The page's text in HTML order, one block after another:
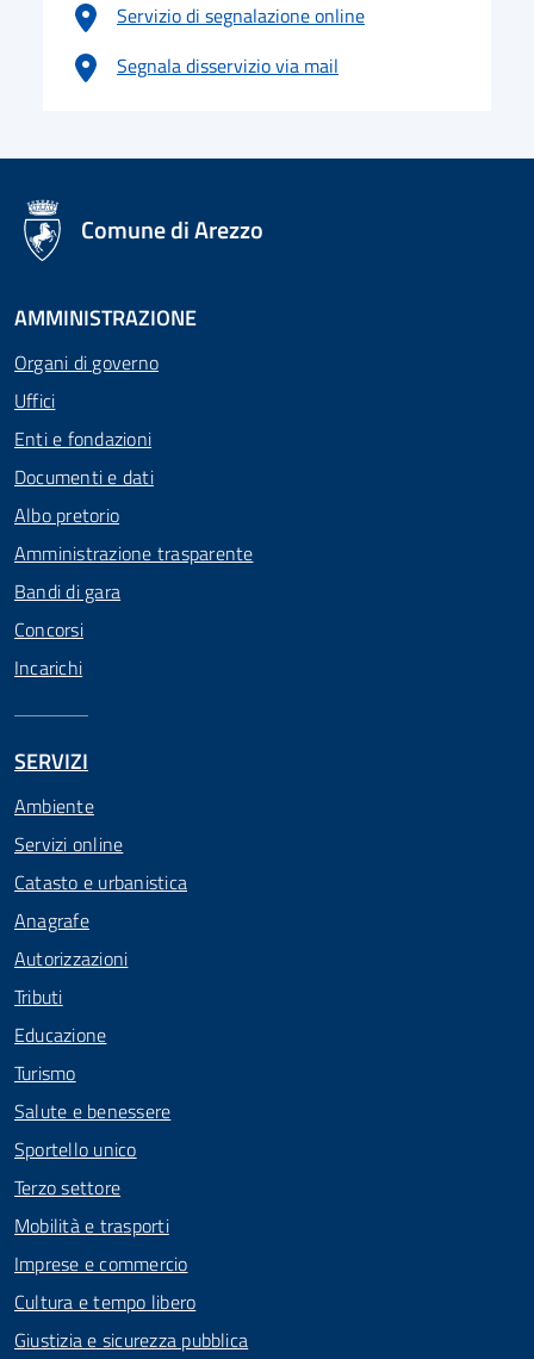
Servizio di segnalazione online
Segnala disservizio via mail
logo Unione Europea
Comune di Arezzo
AMMINISTRAZIONE
Organi di governo
Uffici
Enti e fondazioni
Documenti e dati
Albo pretorio
Amministrazione trasparente
Bandi di gara
Concorsi
Incarichi
SERVIZI
Ambiente
Servizi online
Catasto e urbanistica
Anagrafe
Autorizzazioni
Tributi
Educazione
Turismo
Salute e benessere
Sportello unico
Terzo settore
Mobilità e trasporti
Imprese e commercio
Cultura e tempo libero
Giustizia e sicurezza pubblica